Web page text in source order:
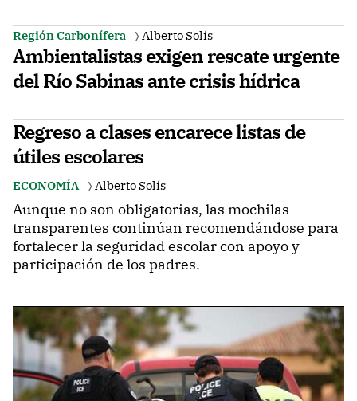
Región Carbonífera Alberto Solís
Ambientalistas exigen rescate urgente
del Río Sabinas ante crisis hídrica
Regreso a clases encarece listas de
útiles escolares
ECONOMÍA Alberto Solís
Aunque no son obligatorias, las mochilas
transparentes continúan recomendándose para
fortalecer la seguridad escolar con apoyo y
participación de los padres.